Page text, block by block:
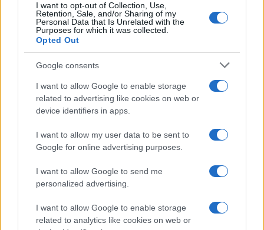
I want to opt-out of Collection, Use,
Retention, Sale, and/or Sharing of my
Personal Data that Is Unrelated with the
Purposes for which it was collected.
Opted Out
Google consents
I want to allow Google to enable storage
related to advertising like cookies on web or
device identifiers in apps.
I want to allow my user data to be sent to
Google for online advertising purposes.
I want to allow Google to send me
personalized advertising.
I want to allow Google to enable storage
related to analytics like cookies on web or